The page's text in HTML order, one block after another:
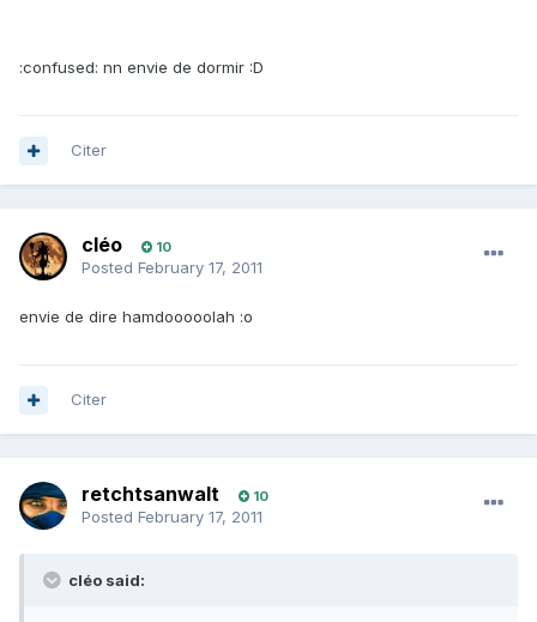
:confused: nn envie de dormir :D
Citer
cléo 10
Posted February 17, 2011
envie de dire hamdooooolah :o
Citer
retchtsanwalt 10
Posted February 17, 2011
cléo said: